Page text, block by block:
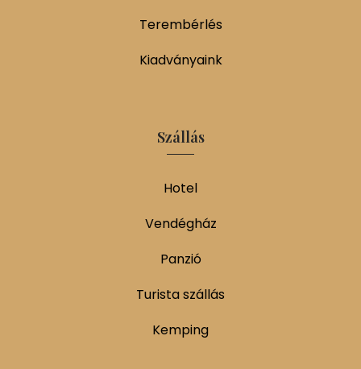
Terembérlés
Kiadványaink
Szállás
Hotel
Vendégház
Panzió
Turista szállás
Kemping